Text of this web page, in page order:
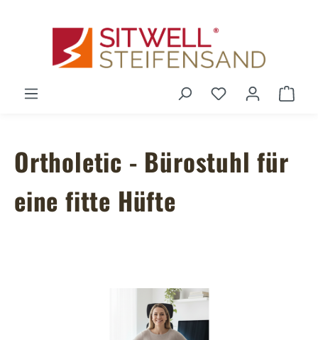
Du hast 0
Ortholetic - Bürostuhl für
eine fitte Hüfte